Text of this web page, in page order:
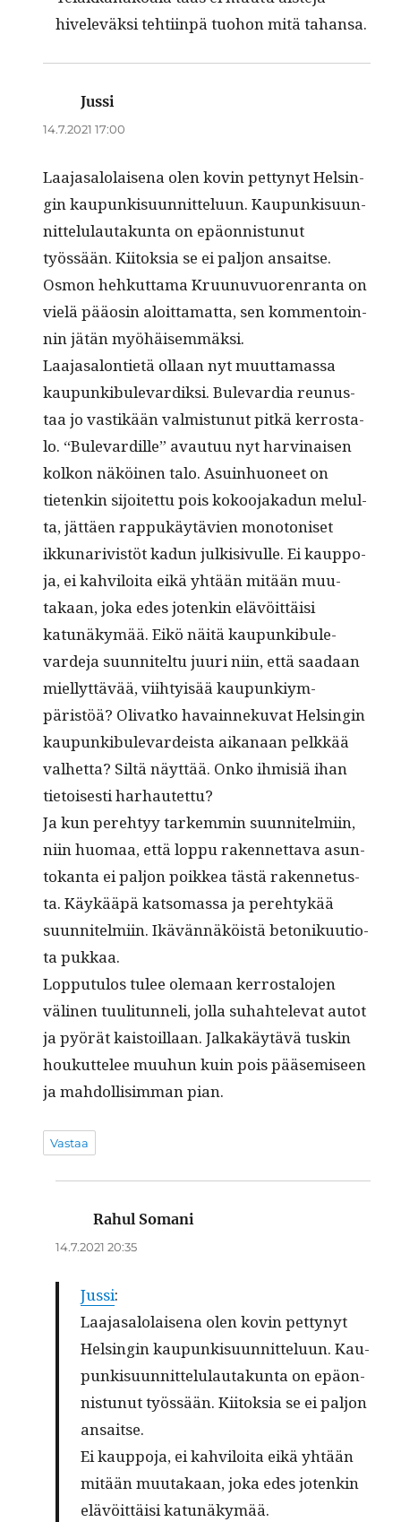
hiveleväk­si tehti­in­pä tuo­hon mitä tahansa.
Jussi
14.7.2021 17:00
Laa­jasa­lo­laise­na olen kovin pet­tynyt Helsin­
gin kaupunkisu­un­nit­telu­un. Kaupunkisu­un­
nit­telu­lau­takun­ta on epäon­nis­tunut
työssään. Kiitok­sia se ei paljon ansaitse.
Osmon hehkut­ta­ma Kru­unuvuoren­ran­ta on
vielä pääosin aloit­ta­mat­ta, sen kom­men­toin­
nin jätän myöhäisemmäksi.
Laa­jasa­lon­ti­etä ollaan nyt muut­ta­mas­sa
kaupunkibule­vardik­si. Bule­var­dia reunus­
taa jo vastikään valmis­tunut pitkä ker­rosta­
lo. “Bule­vardille” avau­tuu nyt harv­inaisen
kolkon näköi­nen talo. Asuin­huoneet on
tietenkin sijoitet­tu pois kokoo­jakadun melul­
ta, jät­täen rap­pukäytävien monot­o­niset
ikku­nar­iv­istöt kadun julk­i­sivulle. Ei kaup­po­
ja, ei kahviloi­ta eikä yhtään mitään muu­
takaan, joka edes jotenkin elävöit­täisi
katunäkymää. Eikö näitä kaupunkibule­
varde­ja suun­nitel­tu juuri niin, että saadaan
miel­lyt­tävää, viihty­isää kaupunkiym­
päristöä? Oli­vatko havain­neku­vat Helsin­gin
kaupunkibule­vardeista aikanaan pelkkää
val­het­ta? Siltä näyt­tää. Onko ihmisiä ihan
tietois­es­ti harhautettu?
Ja kun pere­htyy tarkem­min suun­nitelmi­in,
niin huo­maa, että lop­pu raken­net­ta­va asun­
tokan­ta ei paljon poikkea tästä raken­netus­
ta. Käykääpä kat­so­mas­sa ja pere­htykää
suun­nitelmi­in. Ikävän­näköistä betonikuu­tio­
ta pukkaa.
Lop­putu­los tulee ole­maan ker­rostalo­jen
väli­nen tuuli­tun­neli, jol­la suhahtel­e­vat autot
ja pyörät kaistoil­laan. Jalka­käytävä tuskin
houkut­telee muuhun kuin pois pääsemiseen
ja mah­dol­lisim­man pian.
Vastaa
Rahul Somani
14.7.2021 20:35
Jus­si:
Laa­ja­sa­lo­lai­se­na olen kovin pet­ty­nyt
Hel­sin­gin kau­pun­ki­suun­nit­te­luun. Kau­
pun­ki­suun­nit­te­lu­lau­ta­kun­ta on epä­on­
nis­tu­nut työs­sään. Kii­tok­sia se ei pal­jon
ansaitse.
Ei kaup­po­ja, ei kah­vi­loi­ta eikä yhtään
mitään muu­ta­kaan, joka edes joten­kin
elä­vöit­täi­si katunäkymää.